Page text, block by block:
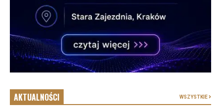
AKTUALNOŚCI WSZYSTKIE